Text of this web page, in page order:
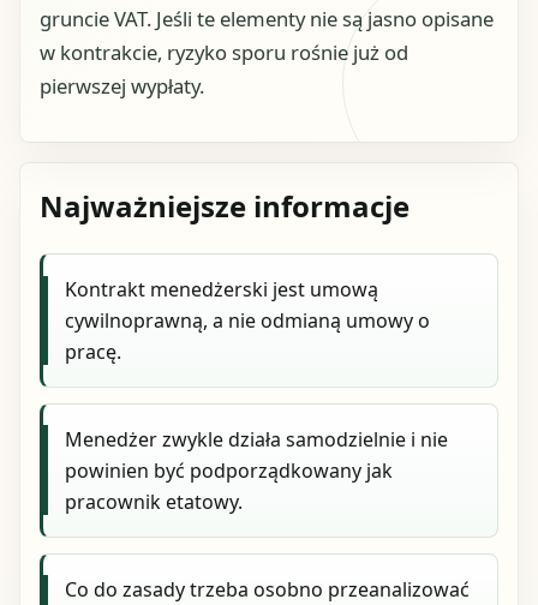
gruncie VAT. Jeśli te elementy nie są jasno opisane
w kontrakcie, ryzyko sporu rośnie już od
pierwszej wypłaty.
Najważniejsze informacje
Kontrakt menedżerski jest umową
cywilnoprawną, a nie odmianą umowy o
pracę.
Menedżer zwykle działa samodzielnie i nie
powinien być podporządkowany jak
pracownik etatowy.
Co do zasady trzeba osobno przeanalizować